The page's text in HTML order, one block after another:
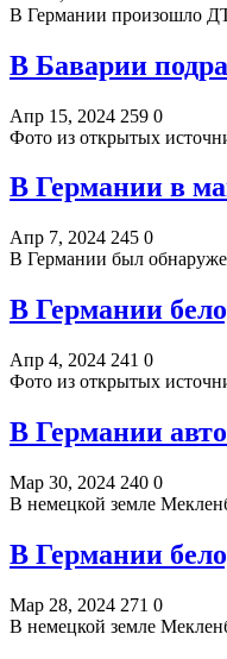
В Германии произошло
В Баварии
Апр 15, 2024 259 0
Фото из открытых
В Германии в
Апр 7, 2024 245 0
В Германии был
В Германии
Апр 4, 2024 241 0
Фото из открытых
В Германии
Мар 30, 2024 240 0
В немецкой земле
В Германии
Мар 28, 2024 271 0
В немецкой земле